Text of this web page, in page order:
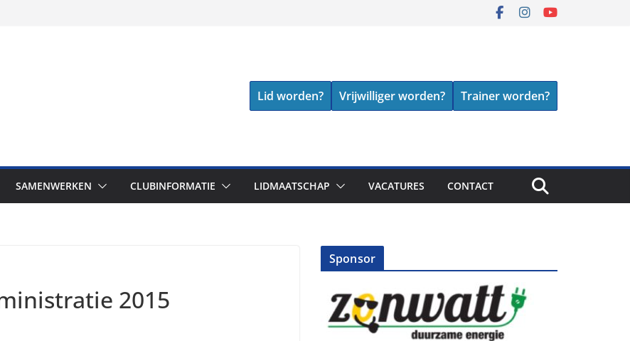
Lid worden? Vrijwilliger worden? Trainer worden?
SAMENWERKEN CLUBINFORMATIE LIDMAATSCHAP VACATURES CONTACT
2015
Sponsor